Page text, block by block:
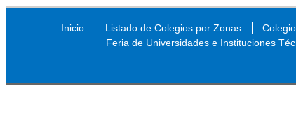
Inicio
Listado de Colegios por Zonas
Feria de Universidades e Instituciones